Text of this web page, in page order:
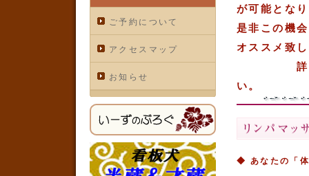
ご予約について
アクセスマップ
お知らせ
が可能とな
是非この機
オススメ致
詳しくは
い。
◆ あなたの「体